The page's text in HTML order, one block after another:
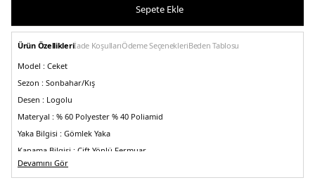
Sepete Ekle
Ürün Özellikleriİade KoşullarıÖdeme SeçenekleriBeden Tablosu
Model : Ceket
Sezon : Sonbahar/Kış
Desen : Logolu
Materyal : % 60 Polyester % 40 Poliamid
Yaka Bilgisi : Gömlek Yaka
Kapama Bilgisi : Çift Yönlü Fermuar
Kol Boyu :Uzun Kol
Devamını Gör